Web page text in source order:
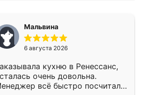
Мальвина
6 августа 2026
кухню в Ренессанс,
очень довольна.
всё быстро посчитала,